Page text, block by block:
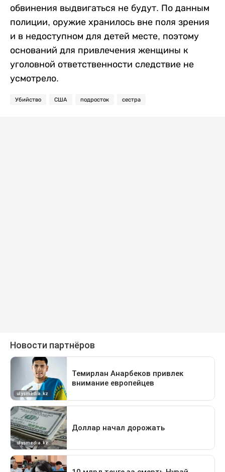
обвинения выдвигаться не будут. По данным
полиции, оружие хранилось вне поля зрения
и в недоступном для детей месте, поэтому
оснований для привлечения женщины к
уголовной ответственности следствие не
усмотрело.
Убийство США подросток сестра